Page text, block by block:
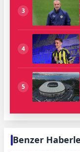
3
4
5
Benzer